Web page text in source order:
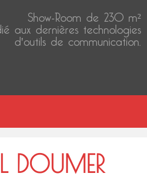
Show-Room de 230 m²
aux dernières technologies
d'outils de communication.
DOUMER